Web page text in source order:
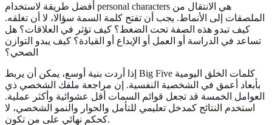
أفضل طريقة لاستخدام personal characters هي الانتقال من
الملصقات إلى الأنماط. يجب أن تفتح كلمة السمة سؤالا، لا أن تغلقه.
كيف تبدو هذه الصفة تحت الضغط؟ كيف تؤثر في العلاقات؟ هل
تساعد في الدراسة أو العمل أو الإبداع أو القيادة؟ كيف يبدو التوازن
الصحي؟
إذا أردت بنية أوسع، يمكن أن يربط Big Five كلمات الخلق اليومية
بأبعاد أعمق في الشخصية النفسية. إن مراجعة ملفك الشخصي ذي
العوامل الخمسة قد تجعل قوائم السمات أقل عشوائية وأكثر عملية.
استخدم النتائج كمدخل تعليمي للتأمل والحوار والنمو الشخصي، لا
كحكم نهائي على من تكون.